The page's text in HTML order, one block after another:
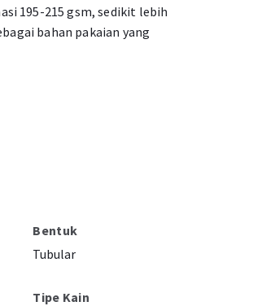
195-215 gsm, sedikit lebih
bahan pakaian yang
Bentuk
Tubular
Tipe Kain